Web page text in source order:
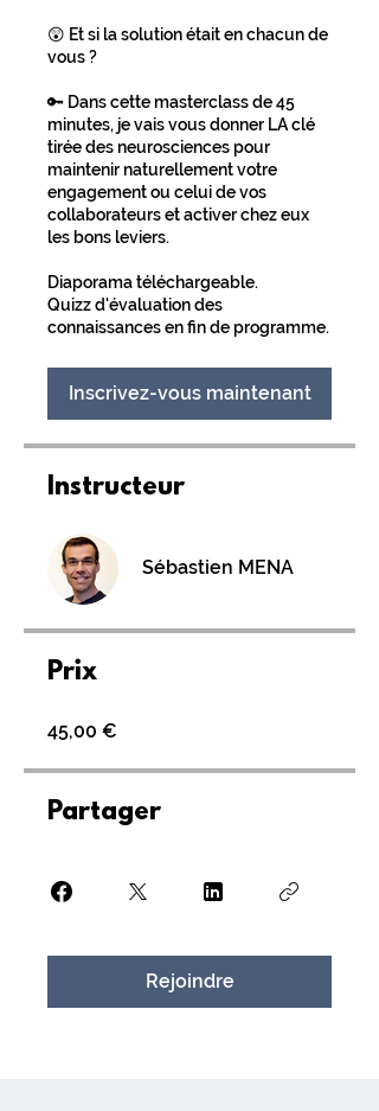
😲 Et si la solution était en chacun de
vous ?
🔑 Dans cette masterclass de 45
minutes, je vais vous donner LA clé
tirée des neurosciences pour
maintenir naturellement votre
engagement ou celui de vos
collaborateurs et activer chez eux
les bons leviers.
Diaporama téléchargeable.
Quizz d'évaluation des
Inscrivez-vous maintenant
Instructeur
Sébastien MENA
Prix
45,00 €
Partager
Rejoindre